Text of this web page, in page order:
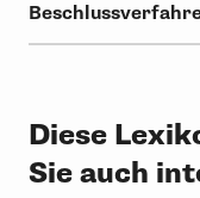
Diese
Sie auch